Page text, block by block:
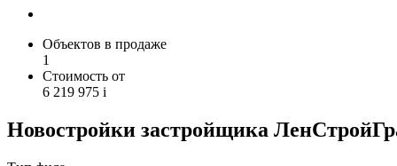
Объектов в продаже
1
Стоимость от
6 219 975 i
Новостройки застройщика